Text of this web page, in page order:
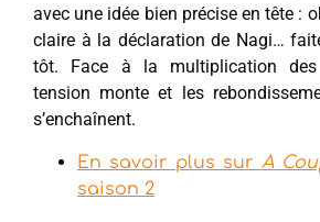
avec une idée bien précise en tête :
claire à la déclaration de Nagi…
tôt. Face à la multiplication des
tension monte et les
s’enchaînent.
En savoir plus sur A
saison 2